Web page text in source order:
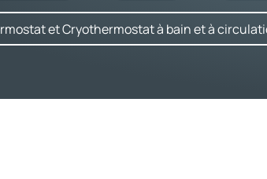
et Cryothermostat à bain et à